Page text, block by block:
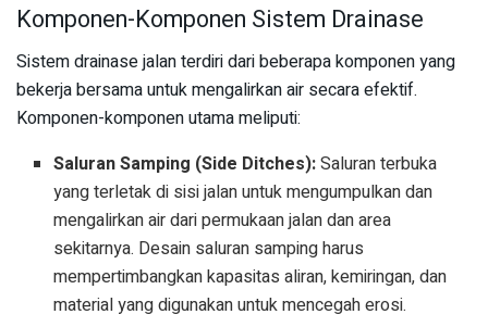
Komponen-Komponen Sistem Drainase
Sistem drainase jalan terdiri dari beberapa komponen yang
bekerja bersama untuk mengalirkan air secara efektif.
Komponen-komponen utama meliputi:
Saluran Samping (Side Ditches):Saluran terbuka
yang terletak di sisi jalan untuk mengumpulkan dan
mengalirkan air dari permukaan jalan dan area
sekitarnya. Desain saluran samping harus
mempertimbangkan kapasitas aliran, kemiringan, dan
material yang digunakan untuk mencegah erosi.